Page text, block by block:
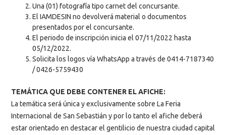
Una (01) fotografía tipo carnet del concursante.
El IAMDESIN no devolverá material o documentos
presentados por el concursante.
El periodo de inscripción inicia el 07/11/2022 hasta
05/12/2022.
Solicita los logos vía WhatsApp a través de 0414-7187340
/ 0426-5759430
TEMÁTICA QUE DEBE CONTENER EL AFICHE:
La temática será única y exclusivamente sobre La Feria
Internacional de San Sebastián y por lo tanto el afiche deberá
estar orientado en destacar el gentilicio de nuestra ciudad capital